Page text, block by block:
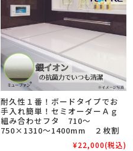
耐久性１番！ボードタイプでお
手入れ簡単！セミオーダーＡｇ
組み合わせフタ 710～
750×1310～1400mm ２枚割
¥22,000(税込)